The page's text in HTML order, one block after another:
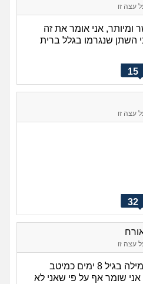
עצה זו
ומיותר, אני אומר את זה
השתן שנגרמו בגלל ברית
15
עצה זו
32
עצה זו
בתור אחד שעשו לו ברית מילה בגיל 8 ימים כמיטב
שומר אף על פי שאני לא